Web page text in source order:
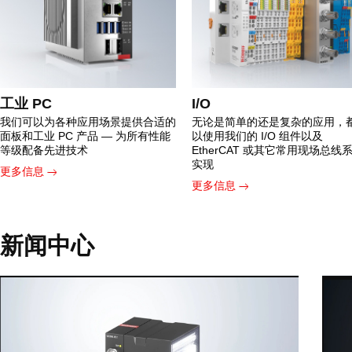
工业 PC
我们可以为各种应用场景提供合适的
面板和工业 PC 产品 — 为所有性能
等级配备先进技术
更多信息
I/O
无论是简单的还是复杂的应用，
以使用我们的 I/O 组件以及
EtherCAT 或其它常用现场总线
实现
更多信息
新闻中心